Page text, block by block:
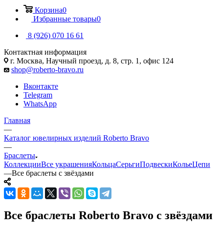
Корзина0
Избранные товары0
8 (926) 070 16 61
Контактная информация
г. Москва, Научный проезд, д. 8, стр. 1, офис 124
shop@roberto-bravo.ru
Вконтакте
Telegram
WhatsApp
Главная
—
Каталог ювелирных изделий Roberto Bravo
—
Браслеты
КоллекцииВсе украшенияКольцаСерьгиПодвескиКольеЦепи
—Все браслеты с звёздами
Все браслеты Roberto Bravo с звёздами